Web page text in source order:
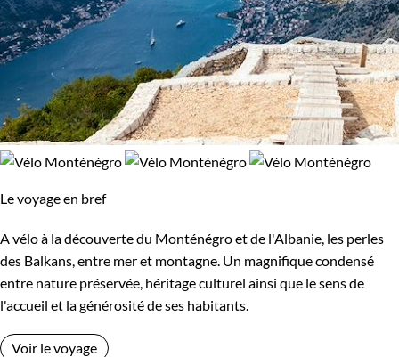
Le voyage en bref
A vélo à la découverte du Monténégro et de l'Albanie, les perles
des Balkans, entre mer et montagne. Un magnifique condensé
entre nature préservée, héritage culturel ainsi que le sens de
l'accueil et la générosité de ses habitants.
Voir le voyage